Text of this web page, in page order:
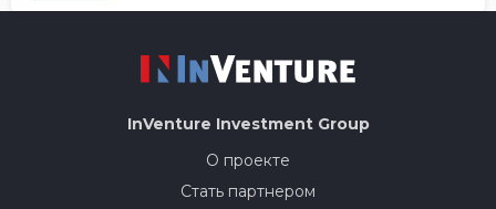
InVenture Investment Group
О проекте
Стать партнером